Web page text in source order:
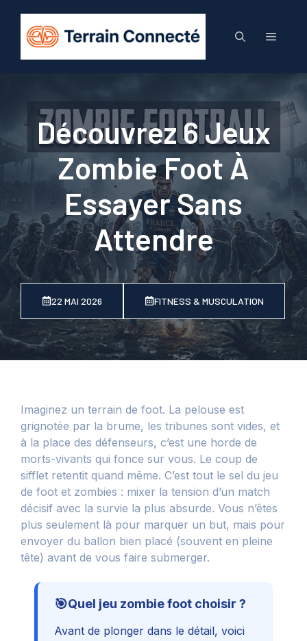
contenu
Menu
Découvrez 6 Jeux
Zombie Foot À
Essayer Sans
Attendre
22 MAI 2026 FITNESS & MUSCULATION
Imaginez un terrain de foot. La pelouse est
grignotée par la brume, les tribunes sont vides, et
à la place des défenseurs, c’est une horde de
morts-vivants qui fonce sur vous. Le coup de
sifflet retentit quand même. C’est tout le sel du jeu
de foot et zombies : mixer la tension d’un match
décisif avec la survie la plus absurde. Vous n’êtes
plus seulement là pour marquer un but, mais pour
envoyer du ballon bien placé (souvent en pleine
tête) avant de vous faire submerger.
🎯Quel jeu zombie foot choisir ?
Avant de plonger dans le détail, voici